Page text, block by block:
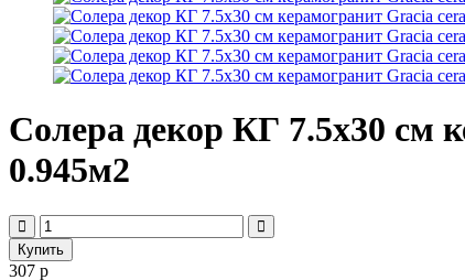
Солера декор КГ 7.5х30 см
0.945м2
307 р